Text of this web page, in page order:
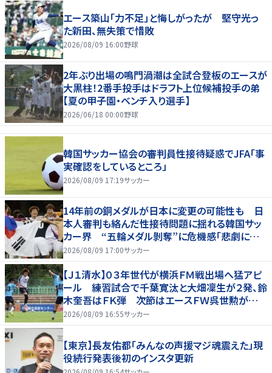
エース築山「力不足」と悔しがったが 堅守光っ
た新田、無失策で惜敗
2026/08/09 16:00野球
2年ぶり出場の鳴門渦潮は全試合登板のエースが
大黒柱！2番手投手はドラフト上位候補投手の弟
【夏の甲子園・ベンチ入り選手】
2026/06/18 00:00野球
韓国サッカー協会の審判員性接待疑惑でJFA「事
実確認をしているところ」
2026/08/09 17:19サッカー
14年前の銅メダルが日本に変更の可能性も 日
本人審判も絡んだ性接待問題に揺れる韓国サッ
カー界 “五輪メダル剝奪”に危機感「悲劇に見
舞われる」
2026/08/09 17:00サッカー
【Ｊ１清水】０３年世代が横浜ＦＭ戦出場へ猛アピ
ール 練習試合で千葉寛汰と大畑凜生が２発、鈴
木奎吾はＦＫ弾 次節はエースＦＷ呉世勲が出
場停止
2026/08/09 16:55サッカー
【東京】長友佑都「みんなの声援マジ魂震えた」現
役続行発表後初のインスタ更新